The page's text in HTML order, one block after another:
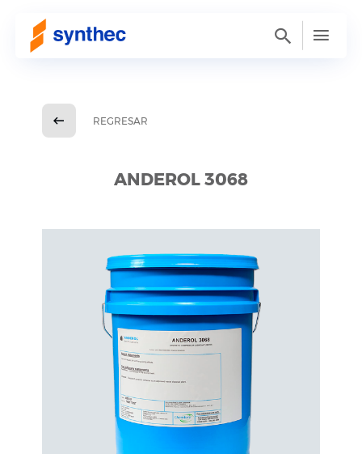
REGRESAR
ANDEROL 3068